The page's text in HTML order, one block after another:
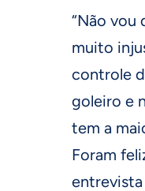
“Não vou
muito
controle
goleiro e
tem a
Foram
entrevista